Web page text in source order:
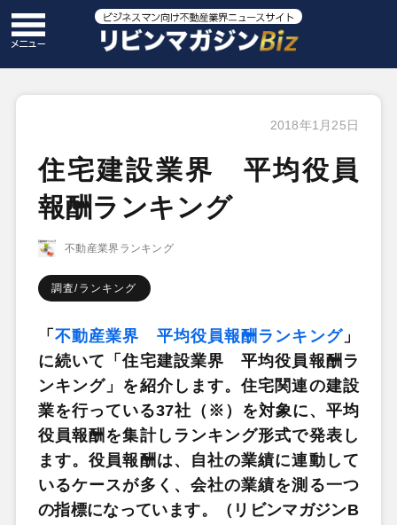
2018年1月25日
住宅建設業界 平均役員
報酬ランキング
不動産業界ランキング
調査/ランキング
「不動産業界 平均役員報酬ランキング」
に続いて「住宅建設業界 平均役員報酬ラ
ンキング」を紹介します。住宅関連の建設
業を行っている37社（※）を対象に、平均
役員報酬を集計しランキング形式で発表し
ます。役員報酬は、自社の業績に連動して
いるケースが多く、会社の業績を測る一つ
の指標になっています。（リビンマガジンB